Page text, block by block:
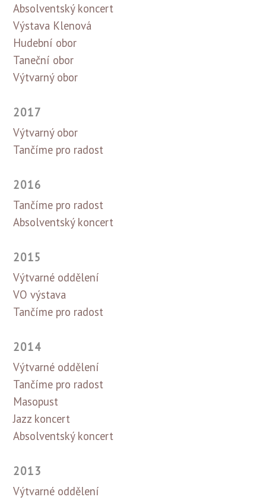
Absolventský koncert
Výstava Klenová
Hudební obor
Taneční obor
Výtvarný obor
2017
Výtvarný obor
Tančíme pro radost
2016
Tančíme pro radost
Absolventský koncert
2015
Výtvarné oddělení
VO výstava
Tančíme pro radost
2014
Výtvarné oddělení
Tančíme pro radost
Masopust
Jazz koncert
Absolventský koncert
2013
Výtvarné oddělení